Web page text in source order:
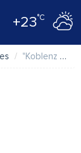
+23°C
"Koblenz Drošība" SIA, apsardze Ventspilī